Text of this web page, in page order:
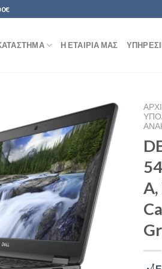
Η ΕΤΑΙΡΊΑ ΜΑΣ
Add to
Wishlist